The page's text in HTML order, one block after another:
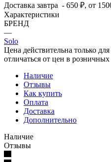
Доставка завтра - 650 ₽, от
Характеристики
БРЕНД
—
Solo
Цена действительна только
отличаться от цен в
Наличие
Отзывы
Как купить
Оплата
Доставка
Дополнительно
Наличие
Отзывы